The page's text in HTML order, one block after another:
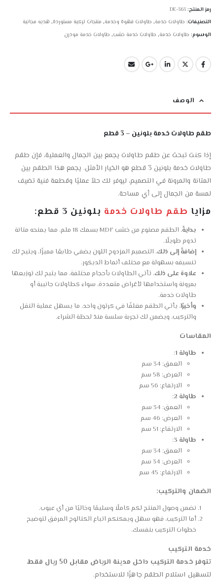
رمز المنتج:DE-363
التصنيفات: طاولات خدمة, طاولات قهوة وخدمة, منتجات تركية مستوردة, هديه مجانية
الوسوم: طاولات خدمة, طاولات خدمة خشب, طاولات خدمة مودرن
الوصف
طقم طاولات خدمة بلونين – 3 قطع
إذا كنت تبحث عن طقم طاولات يجمع بين الجمال والعملية، فإن طقم
طاولات خدمة بلونين 3 قطع هو الخيار الأمثل. يجمع هذا الطقم بين
المتانة والمرونة في التصميم، ليوفر لك حلاً عمليًا وقطعة فنية تضيف
لمسة من الجمال إلى أي مساحة.
مزايا طقم طاولات خدمة بلونين 3 قطع:
بدايةً
، الطقم مصنوع من خشب MDF بسمك 18 ملم، مما يمنحه متانة
تدوم طويلًا.
إضافةً إلى ذلك، التصميم المزدوج اللون يضفي طابعًا مميزًا، ويتيح لك
تنسيقه بسهولة مع مختلف أنماط الديكور.
علاوة على ذلك، تأتي الطاولات بأحجام مختلفة، مما يتيح لك توزيعها
بمرونة واستخدامها لأغراض متعددة، سواء كطاولات جانبية أو
طاولات خدمة.
وأخيرًا، يأتي الطقم مغلفًا في كرتون واحد، ما يسهل عملية النقل
والتركيب، ويضمن لك تجربة سلسة منذ لحظة الشراء.
المقاسات
طاولة 1 :
العمق: 34 سم
العرض: 58 سم
الارتفاع: 56 سم
طاولة 2
:
العمق: 34 سم
العرض: 46 سم
الارتفاع: 51 سم
طاولة 3
:
العمق: 34 سم
العرض: 34 سم
الارتفاع: 45 سم
الضمان والتركيب:
نضمن وصول المنتج لكم كاملًا وسليمًا وخاليًا من أي عيوب.
أما التركيب، فهو سهل ويمكنكم اتباع الكتالوج المرفق لتوضيح
خطوات التركيب بنفسك.
خدمة التركيب
تتوفر خدمة التركيب داخل مدينة الرياض مقابل 50 ريال فقط
،
لتسهيل استلام الطقم جاهزًا للاستخدام.